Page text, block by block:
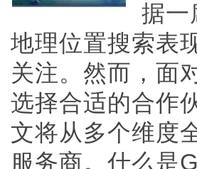
据一
地理位置搜索表
关注。然而，面
选择合适的合作
文将从多个维度
服务商。什么是